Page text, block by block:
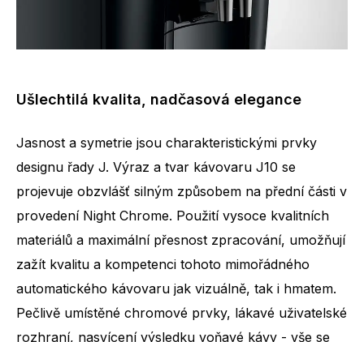
Ušlechtilá kvalita, nadčasová elegance
Jasnost a symetrie jsou charakteristickými prvky
designu řady J. Výraz a tvar kávovaru J10 se
projevuje obzvlášť silným způsobem na přední části v
provedení Night Chrome. Použití vysoce kvalitních
materiálů a maximální přesnost zpracování, umožňují
zažít kvalitu a kompetenci tohoto mimořádného
automatického kávovaru jak vizuálně, tak i hmatem.
Pečlivě umístěné chromové prvky, lákavé uživatelské
rozhraní, nasvícení výsledku voňavé kávy - vše se